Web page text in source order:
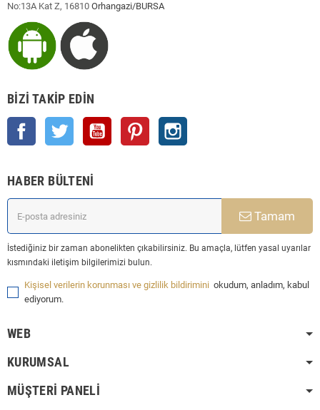
No:13A Kat Z, 16810 Orhangazi/BURSA
BIZI TAKIP EDIN
Facebook Twitter YouTube Pinterest
HABER BÜLTENI
Tamam
İstediğiniz bir zaman abonelikten çıkabilirsiniz. Bu amaçla, lütfen yasal uyarılar
kısmındaki iletişim bilgilerimizi bulun.
Kişisel verilerin korunması ve gizlilik bildirimini okudum, anladım, kabul
ediyorum.
WEB
KURUMSAL
MÜŞTERI PANELI